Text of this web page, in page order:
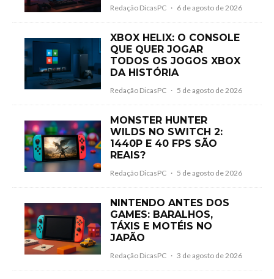
Redação DicasPC · 6 de agosto de 2026
XBOX HELIX: O CONSOLE
QUE QUER JOGAR
TODOS OS JOGOS XBOX
DA HISTÓRIA
Redação DicasPC · 5 de agosto de 2026
MONSTER HUNTER
WILDS NO SWITCH 2:
1440P E 40 FPS SÃO
REAIS?
Redação DicasPC · 5 de agosto de 2026
NINTENDO ANTES DOS
GAMES: BARALHOS,
TÁXIS E MOTÉIS NO
JAPÃO
Redação DicasPC · 3 de agosto de 2026